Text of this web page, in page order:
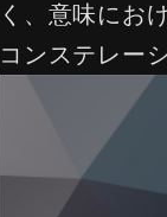
く、意味にお
コンステレー